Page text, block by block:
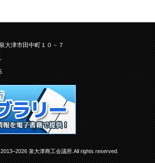
大津市田中町１０－７
泉大津商工会議所.All rights reserved.